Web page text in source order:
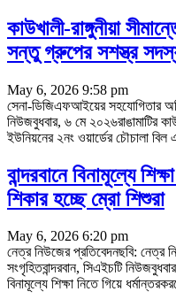
কাউখালী-রাঙ্গুনীয়া
সন্তু গ্রুপের সশস্ত্র
May 6, 2026 9:58 pm
সেনা-ডিজিএফআইয়ের সহযোগিতার
নিউজবুধবার, ৬ মে ২০২৬রাঙামাটির
ইউনিয়নের ২নং ওয়ার্ডের চৌচালা
বান্দরবানে বিনামূল্যে
শিকার হচ্ছে ম্রো শিশুরা
May 6, 2026 6:20 pm
নেত্র নিউজের প্রতিবেদনছবি: নেত্র
সংগৃহিতবান্দরবান, সিএইচটি
বিনামূল্যে শিক্ষা নিতে গিয়ে